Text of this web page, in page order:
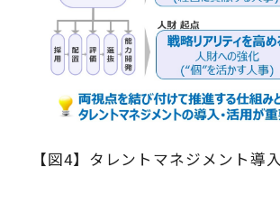
【図4】タレントマネジメント導